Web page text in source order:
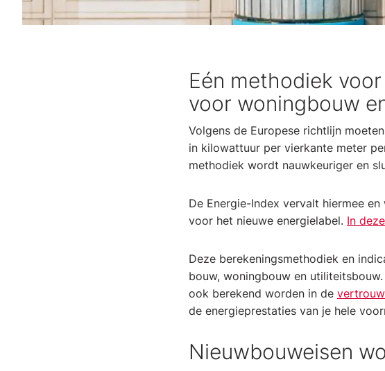
Eén methodiek
voor woningbouw
Volgens de Europese richtlijn
in kilowattuur per vierkante meter
methodiek wordt nauwkeuriger en
De Energie-Index vervalt hiermee
voor het nieuwe energielabel. In
Deze berekeningsmethodiek en
bouw, woningbouw en utiliteitsbouw.
ook berekend worden in de
de energieprestaties van je hele
Nieuwbouweisen